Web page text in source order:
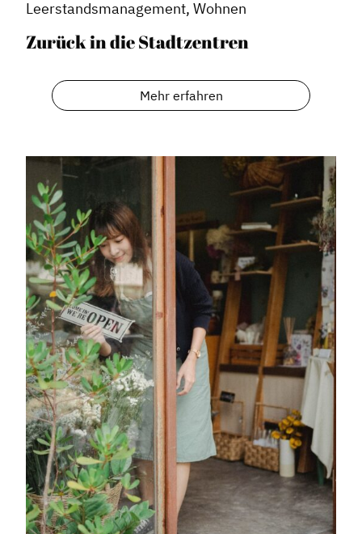
Leerstandsmanagement, Wohnen
Zurück in die Stadtzentren
Mehr erfahren